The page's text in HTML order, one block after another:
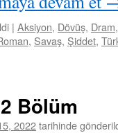
| Aksiyon, Dövüş, Dram
, Savaş, Şiddet,
Bölüm
2022tarihinde